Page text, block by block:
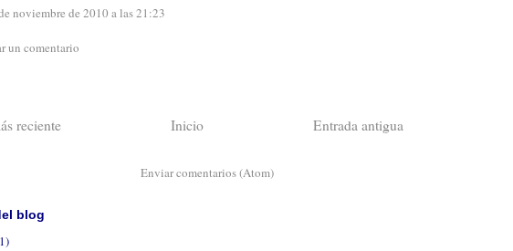
noviembre de 2010 a las 21:23
un comentario
reciente Entrada antigua
Inicio
Enviar comentarios (Atom)
blog